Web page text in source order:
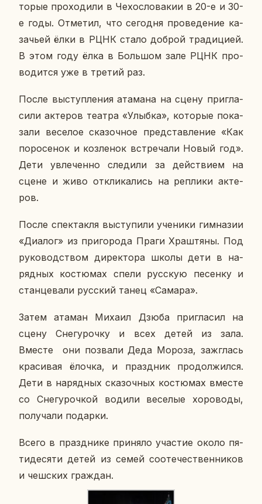
то­рые про­хо­ди­ли в Че­хо­сло­ва­кии в 20-е и 30-
е годы. От­ме­тил, что се­го­дня про­ве­де­ние ка­
за­чьей ёлки в РЦНК стало доброй тра­ди­ци­ей.
В этом году ёлка в Боль­шом зале РЦНК про­
во­дит­ся уже в третий раз.
После вы­ступ­ле­ния ата­ма­на на сцену при­гла­
си­ли ак­те­ров театра «Улыбка», ко­то­рые по­ка­
за­ли ве­се­лое ска­зоч­ное пред­став­ле­ние «Как
по­ро­се­нок и коз­ле­нок встре­ча­ли Новый год».
Дети увле­чен­но сле­ди­ли за дей­стви­ем на
сцене и живо от­кли­ка­лись на ре­пли­ки ак­те­
ров.
После спек­так­ля вы­сту­пи­ли уче­ни­ки гим­на­зии
«Диалог» из при­го­ро­да Праги Хра­штя­ны. Под
ру­ко­вод­ством ди­рек­то­ра школы дети в на­
ряд­ных ко­стю­мах спели рус­скую пе­сен­ку и
стан­це­ва­ли рус­ский танец «Самара».
Затем атаман Михаил Дзюба при­гла­сил на
сцену Сне­гу­роч­ку и всех детей из зала.
Вместе они по­зва­ли Деда Мороза, за­жглась
кра­си­вая ёлочка, и празд­ник про­дол­жил­ся.
Дети в на­ряд­ных ска­зоч­ных ко­стю­мах вместе
со Сне­гу­роч­кой водили ве­се­лые хо­ро­во­ды,
по­лу­ча­ли по­дар­ки.
Всего в празд­ни­ке при­ня­ло уча­стие около пя­
ти­де­ся­ти детей из семей со­оте­че­ствен­ни­ков
и чеш­ских граж­дан.